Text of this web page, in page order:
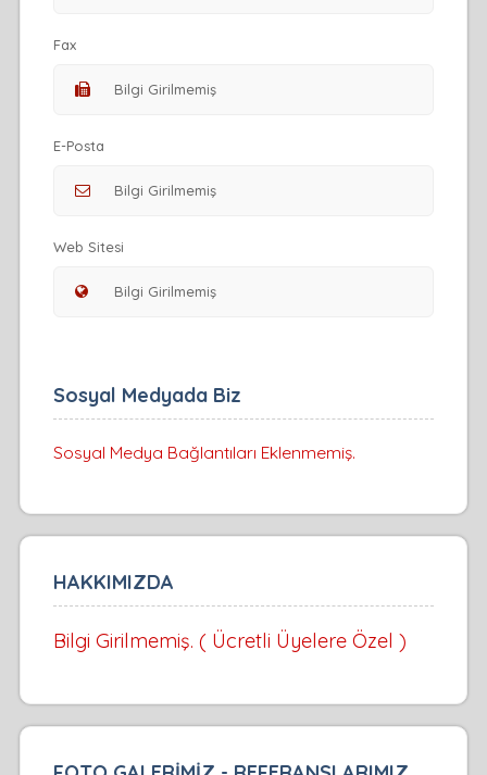
Fax
E-Posta
Web Sitesi
Sosyal Medyada Biz
Sosyal Medya Bağlantıları Eklenmemiş.
HAKKIMIZDA
Bilgi Girilmemiş. ( Ücretli Üyelere Özel )